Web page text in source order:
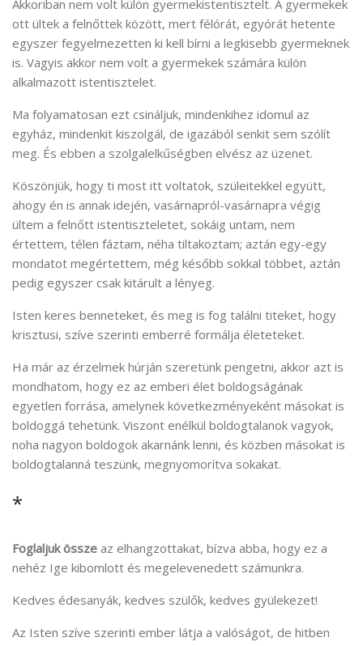
Akkoriban nem volt külön gyermekistentisztelt. A gyermekek
ott ültek a felnőttek között, mert félórát, egyórát hetente
egyszer fegyelmezetten ki kell bírni a legkisebb gyermeknek
is. Vagyis akkor nem volt a gyermekek számára külön
alkalmazott istentisztelet.
Ma folyamatosan ezt csináljuk, mindenkihez idomul az
egyház, mindenkit kiszolgál, de igazából senkit sem szólít
meg. És ebben a szolgalelkűségben elvész az üzenet.
Köszönjük, hogy ti most itt voltatok, szüleitekkel együtt,
ahogy én is annak idején, vasárnapról-vasárnapra végig
ültem a felnőtt istentiszteletet, sokáig untam, nem
értettem, télen fáztam, néha tiltakoztam; aztán egy-egy
mondatot megértettem, még később sokkal többet, aztán
pedig egyszer csak kitárult a lényeg.
Isten keres benneteket, és meg is fog találni titeket, hogy
krisztusi, szíve szerinti emberré formálja életeteket.
Ha már az érzelmek húrján szeretünk pengetni, akkor azt is
mondhatom, hogy ez az emberi élet boldogságának
egyetlen forrása, amelynek következményeként másokat is
boldoggá tehetünk. Viszont enélkül boldogtalanok vagyok,
noha nagyon boldogok akarnánk lenni, és közben másokat is
boldogtalanná teszünk, megnyomorítva sokakat.
*
Foglaljuk össze az elhangzottakat, bízva abba, hogy ez a
nehéz Ige kibomlott és megelevenedett számunkra.
Kedves édesanyák, kedves szülők, kedves gyülekezet!
Az Isten szíve szerinti ember látja a valóságot, de hitben